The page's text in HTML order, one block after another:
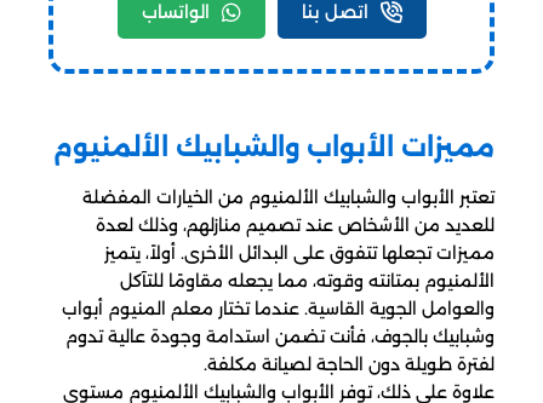
اتصل بنا الواتساب
مميزات الأبواب والشبابيك الألمنيوم
تعتبر الأبواب والشبابيك الألمنيوم من الخيارات المفضلة
للعديد من الأشخاص عند تصميم منازلهم، وذلك لعدة
مميزات تجعلها تتفوق على البدائل الأخرى. أولاً، يتميز
الألمنيوم بمتانته وقوته، مما يجعله مقاومًا للتآكل
والعوامل الجوية القاسية. عندما تختار معلم المنيوم أبواب
وشبابيك بالجوف، فأنت تضمن استدامة وجودة عالية تدوم
لفترة طويلة دون الحاجة لصيانة مكلفة.
علاوة على ذلك، توفر الأبواب والشبابيك الألمنيوم مستوى